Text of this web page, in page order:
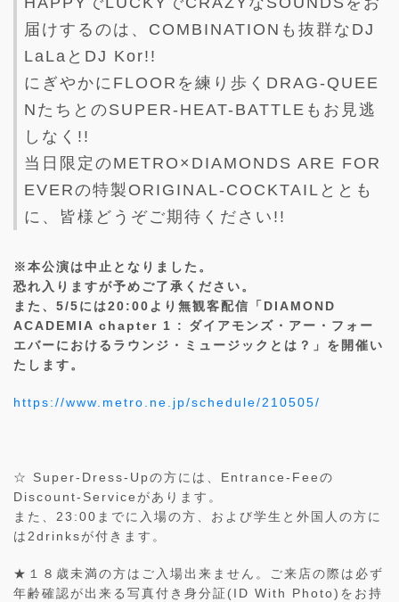
届けするのは、COMBINATIONも抜群なDJ
LaLaとDJ Kor!!
にぎやかにFLOORを練り歩くDRAG-QUEE
NたちとのSUPER-HEAT-BATTLEもお見逃
しなく!!
当日限定のMETRO×DIAMONDS ARE FOR
EVERの特製ORIGINAL-COCKTAILととも
に、皆様どうぞご期待ください!!
※本公演は中止となりました。
恐れ入りますが予めご了承ください。
また、5/5には20:00より無観客配信「DIAMOND
ACADEMIA chapter 1 : ダイアモンズ・アー・フォー
エバーにおけるラウンジ・ミュージックとは？」を開催い
たします。
https://www.metro.ne.jp/schedule/210505/
☆ Super-Dress-Upの方には、Entrance-Feeの
Discount-Serviceがあります。
また、23:00までに入場の方、および学生と外国人の方に
は2drinksが付きます。
★１８歳未満の方はご入場出来ません。ご来店の際は必ず
年齢確認が出来る写真付き身分証(ID With Photo)をお持